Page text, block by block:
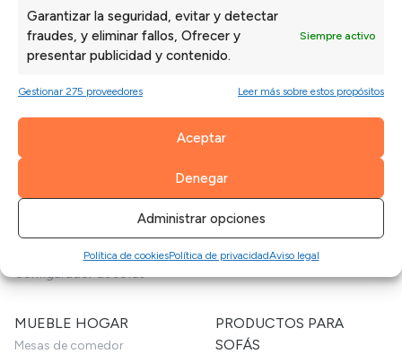
Garantizar la seguridad, evitar y detectar
fraudes, y eliminar fallos, Ofrecer y
presentar publicidad y contenido.
Siempre activo
Gestionar 275 proveedores Leer más sobre estos propósitos
Aceptar
Denegar
Administrar opciones
Política de cookiesPolítica de privacidadAviso legal
Sofás 3 Plazas a Medida
Sofás Chaise Longue
Sillones
Sofás Relax
Sofás Hostelería
Configurador de sofás
Packs ahorro
Canapés y Somieres
Cabeceros de cama
Configurador dormitorio
MUEBLE HOGAR
Mesas de comedor
PRODUCTOS PARA
SOFÁS